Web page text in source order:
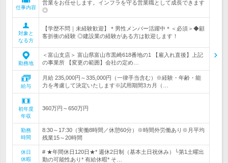
仕事内容
営業をお任せします。インフラを守る営業職として成長できます
◎
対象と
なる方
【学歴不問｜未経験歓迎】＊男性メンバー活躍中＊＜必須＞◆顧
客折衝の経験 ◎建設業の経験がある方は歓迎します！
勤務地
＜富山支店＞ 富山県富山市黒崎618番地の1 【雇入れ直後】上記
の事業所 【変更の範囲】会社の定め…
給与
月給 235,000円～335,000円（一律手当含む）※経験・年齢・能
力を考慮して決定いたします※試用期間3カ月（…
初年度
年収
360万円～650万円
勤務
時間
8:30～17:30（実働8時間／休憩60分）※時間外労働あり※月平均
残業15～20時間
休日
休暇
# ★年間休日120日★* 週休2日制（基本土日祝休み）└第1土曜出
勤の可能性あり* 有給休暇* そ…